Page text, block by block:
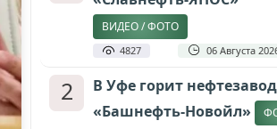
ВИДЕО / ФОТО
4827 06 Августа
2
В Уфе горит нефтезавод
«Башнефть-Новойл»